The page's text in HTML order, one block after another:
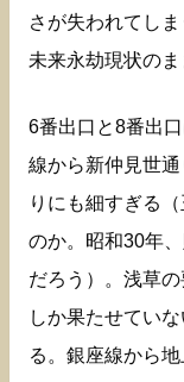
さが失われてし
未来永劫現状のま
6番出口と8番出
線から新仲見世
りにも細すぎる
のか。昭和30年
だろう）。浅草
しか果たせてい
る。銀座線から